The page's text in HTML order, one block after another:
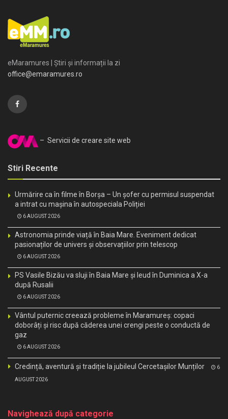
eMaramures | Știri și informații la zi
office@emaramures.ro
– Servicii de creare site web
Stiri Recente
Urmărire ca în filme în Borșa – Un șofer cu permisul suspendat
a intrat cu mașina în autospeciala Poliției
6 AUGUST 2026
Astronomia prinde viață în Baia Mare. Eveniment dedicat
pasionaților de univers și observațiilor prin telescop
6 AUGUST 2026
PS Vasile Bizău va sluji în Baia Mare și Ieud în Duminica a X-a
după Rusalii
6 AUGUST 2026
Vântul puternic creează probleme în Maramureș: copaci
doborâți și risc după căderea unei crengi peste o conductă de
gaz
6 AUGUST 2026
Credință, aventură și tradiție la jubileul Cercetașilor Munților 6
AUGUST 2026
Navighează după categorie